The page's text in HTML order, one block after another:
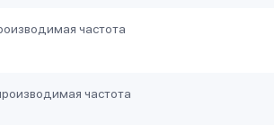
частота
частота